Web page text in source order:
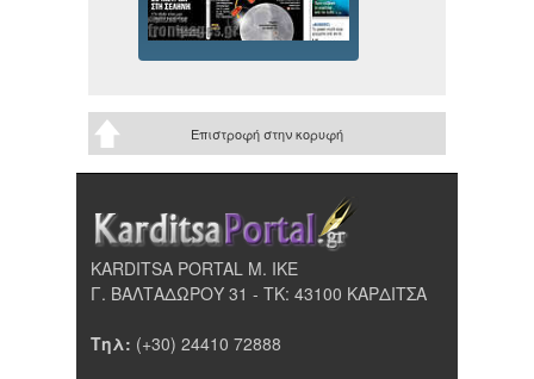
Επιστροφή στην κορυφή
KARDITSA PORTAL Μ. ΙΚΕ
Γ. ΒΑΛΤΑΔΩΡΟΥ 31 - ΤΚ: 43100 ΚΑΡΔΙΤΣΑ
Τηλ: (+30) 24410 72888